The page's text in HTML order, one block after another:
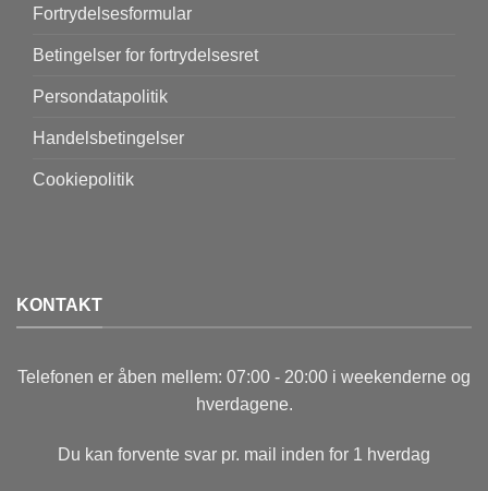
Fortrydelsesformular
Betingelser for fortrydelsesret
Persondatapolitik
Handelsbetingelser
Cookiepolitik
KONTAKT
Telefonen er åben mellem: 07:00 - 20:00 i weekenderne og
hverdagene.
Du kan forvente svar pr. mail inden for 1 hverdag